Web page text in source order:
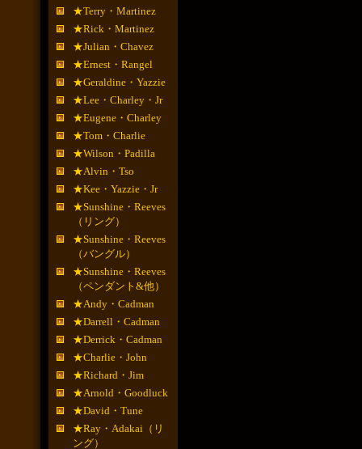
★Terry・Martinez
★Rick・Martinez
★Julian・Chavez
★Ernest・Rangel
★Geraldine・Yazzie
★Lee・Charley・Jr
★Eugene・Charley
★Tom・Charlie
★Wilson・Padilla
★Alvin・Tso
★Kee・Yazzie・Jr
★Sunshine・Reeves
（リング）
★Sunshine・Reeves
（バングル）
★Sunshine・Reeves
（ペンダント&他）
★Andy・Cadman
★Darrell・Cadman
★Derrick・Cadman
★Charlie・John
★Richard・Jim
★Arnold・Goodluck
★David・Tune
★Ray・Adakai（リ
ング）